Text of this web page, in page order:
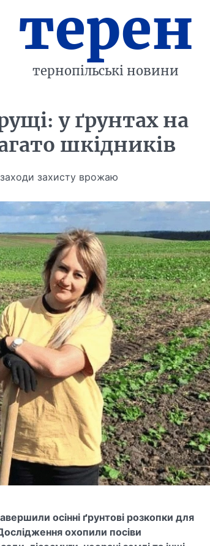
терен
тернопільські новини
у ґрунтах на
шкідників
заходи захисту врожаю
осінні ґрунтові розкопки для
охопили посіви